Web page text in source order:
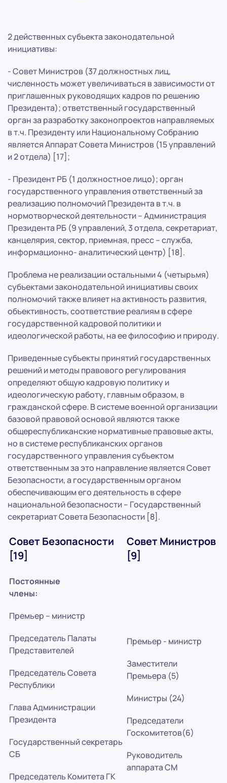
2 действенных субъекта законодательной
инициативы:
- Совет Министров (37 должностных лиц,
численность может увеличиваться в зависимости от
приглашенных руководящих кадров по решению
Президента); ответственный государственный
орган за разработку законопроектов направляемых
в т.ч. Президенту или Национальному Собранию
является Аппарат Совета Министров (15 управлений
и 2 отдела) [17];
- Президент РБ (1 должностное лицо); орган
государственного управления ответственный за
реализацию полномочий Президента в т.ч. в
нормотворческой деятельности – Администрация
Президента РБ (9 управлений, 3 отдела, секретариат,
канцелярия, сектор, приемная, пресс – служба,
информационно- аналитический центр) [18].
Проблема не реализации остальными 4 (четырьмя)
субъектами законодательной инициативы своих
полномочий также влияет на активность развития,
объективность, соответствие реалиям в сфере
государственной кадровой политики и
идеологической работы, на ее философию и природу.
Приведенные субъекты принятий государственных
решений и методы правового регулирования
определяют общую кадровую политику и
идеологическую работу, главным образом, в
гражданской сфере. В системе военной организации
базовой правовой основой являются также
общереспубликанские нормативные правовые акты,
но в системе республиканских органов
государственного управления субъектом
ответственным за это направление является Совет
Безопасности, а государственным органом
обеспечивающим его деятельность в сфере
национальной безопасности – Государственный
секретариат Совета Безопасности [8].
Совет Безопасности
[19]
Совет Министров
[9]
Постоянные
члены:
Премьер – министр
Председатель Палаты
Представителей
Председатель Совета
Республики
Глава Администрации
Президента
Государственный секретарь
СБ
Председатель Комитета ГК
Премьер - министр
Заместители
Премьера (5)
Министры (24)
Председатели
Госкомитетов(6)
Руководитель
аппарата СМ